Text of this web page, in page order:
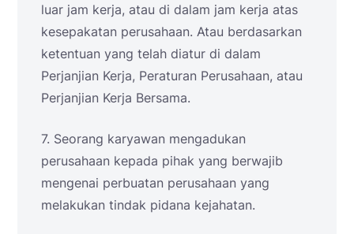
luar jam kerja, atau di dalam jam kerja atas
kesepakatan perusahaan. Atau berdasarkan
ketentuan yang telah diatur di dalam
Perjanjian Kerja, Peraturan Perusahaan, atau
Perjanjian Kerja Bersama.
7. Seorang karyawan mengadukan
perusahaan kepada pihak yang berwajib
mengenai perbuatan perusahaan yang
melakukan tindak pidana kejahatan.